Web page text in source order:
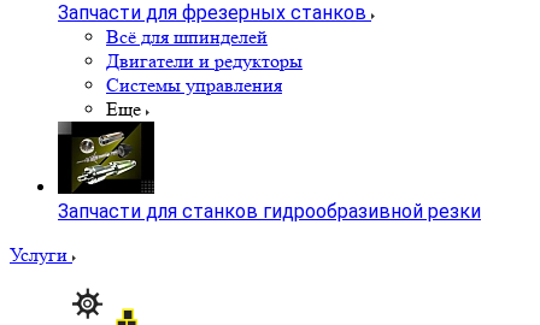
Запчасти для фрезерных станков
Всё для шпинделей
Двигатели и редукторы
Системы управления
Еще
Запчасти для станков гидрообразивной резки
Услуги